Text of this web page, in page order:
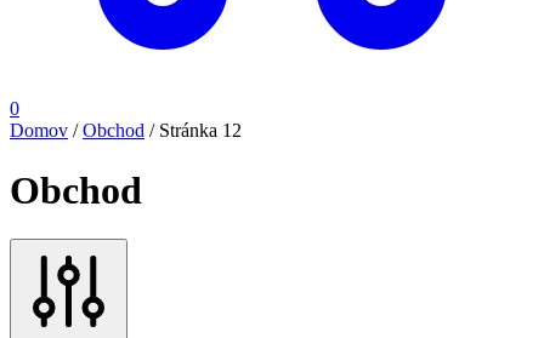
0
Domov /Obchod / Stránka 12
Obchod